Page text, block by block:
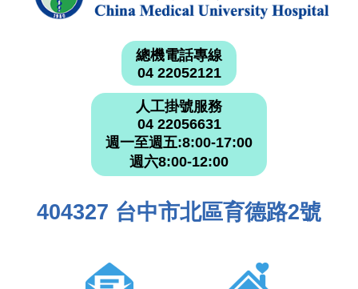
總機電話專線
04 22052121
人工掛號服務
04 22056631
週一至週五:8:00-17:00
週六8:00-12:00
404327 台中市北區育德路2號